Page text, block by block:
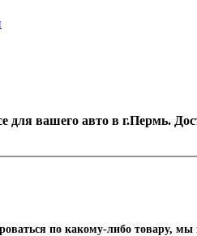
для вашего авто в г.Пермь.
по какому-либо товару,